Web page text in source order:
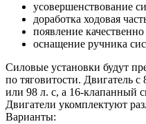
усовершенствование
доработка ходовая
появление
оснащение ручника
Силовые установки будут
по тяговитости. Двигатель
или 98 л. с, а 16-клапанный
Двигатели укомплектуют
Варианты: